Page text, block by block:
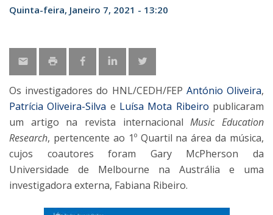
Quinta-feira, Janeiro 7, 2021 - 13:20
Os investigadores do HNL/CEDH/FEP António Oliveira,
Patrícia Oliveira-Silva e Luísa Mota Ribeiro publicaram
um artigo na revista internacionalMusic Education
Research, pertencente ao 1º Quartil na área da música,
cujos coautores foram Gary McPherson da
Universidade de Melbourne na Austrália e uma
investigadora externa, Fabiana Ribeiro.